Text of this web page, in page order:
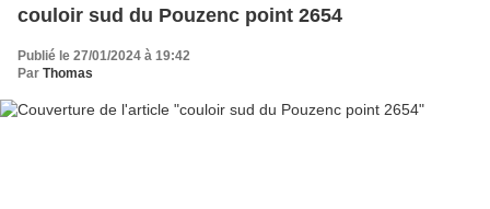
couloir sud du Pouzenc point 2654
Publié le 27/01/2024 à 19:42
Par Thomas